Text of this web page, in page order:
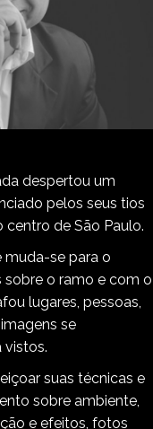
despertou um
pelos seus tios
de São Paulo.
muda-se para o
o ramo e com o
lugares, pessoas,
se
vistos.
suas técnicas e
sobre ambiente,
e efeitos, fotos